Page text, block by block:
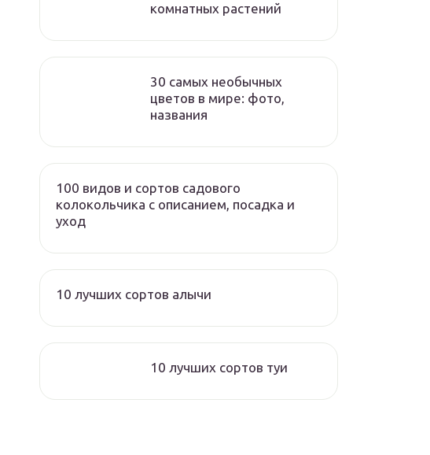
комнатных растений
30 самых необычных
цветов в мире: фото,
названия
100 видов и сортов садового
колокольчика с описанием, посадка и
уход
10 лучших сортов алычи
10 лучших сортов туи